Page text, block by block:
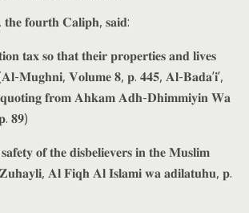
𝐟𝐨𝐮𝐫𝐭𝐡 𝐂𝐚𝐥𝐢𝐩𝐡, 𝐬𝐚𝐢𝐝:
𝐭𝐚𝐱 𝐬𝐨 𝐭𝐡𝐚𝐭 𝐭𝐡𝐞𝐢𝐫 𝐩𝐫𝐨𝐩𝐞𝐫𝐭𝐢𝐞𝐬 𝐚𝐧𝐝 𝐥𝐢𝐯𝐞𝐬
𝐌𝐮𝐠𝐡𝐧𝐢, 𝐕𝐨𝐥𝐮𝐦𝐞 𝟖, 𝐩. 𝟒𝟒𝟓, 𝐀𝐥-𝐁𝐚𝐝𝐚’𝐢’,
𝐟𝐫𝐨𝐦 𝐀𝐡𝐤𝐚𝐦 𝐀𝐝𝐡-𝐃𝐡𝐢𝐦𝐦𝐢𝐲𝐢𝐧 𝐖𝐚
𝟖𝟗)
𝐨𝐟 𝐭𝐡𝐞 𝐝𝐢𝐬𝐛𝐞𝐥𝐢𝐞𝐯𝐞𝐫𝐬 𝐢𝐧 𝐭𝐡𝐞 𝐌𝐮𝐬𝐥𝐢𝐦
𝐀𝐥 𝐅𝐢𝐪𝐡 𝐀𝐥 𝐈𝐬𝐥𝐚𝐦𝐢 𝐰𝐚 𝐚𝐝𝐢𝐥𝐚𝐭𝐮𝐡𝐮, 𝐩.